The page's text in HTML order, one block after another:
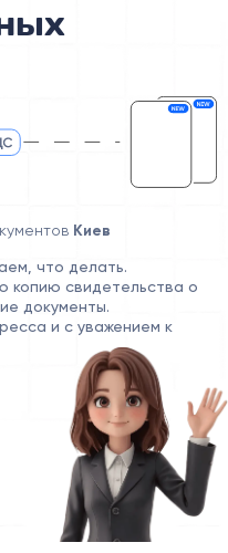
Киев
что делать.
копию свидетельства о
документы.
и с уважением к